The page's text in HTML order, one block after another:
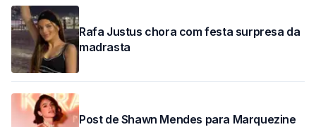
Rafa Justus chora com festa surpresa da
madrasta
Post de Shawn Mendes para Marquezine